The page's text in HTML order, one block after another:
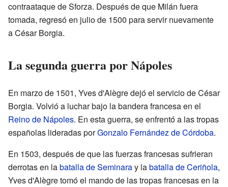
contraataque de Sforza. Después de que Milán fuera
tomada, regresó en julio de 1500 para servir nuevamente
a César Borgia.
La segunda guerra por Nápoles
En marzo de 1501, Yves d'Alègre dejó el servicio de César
Borgia. Volvió a luchar bajo la bandera francesa en el
Reino de Nápoles. En esta guerra, se enfrentó a las tropas
españolas lideradas porGonzalo Fernández de Córdoba.
En 1503, después de que las fuerzas francesas sufrieran
derrotas en labatalla de Seminaray labatalla de Ceriñola,
Yves d'Alègre tomó el mando de las tropas francesas en la